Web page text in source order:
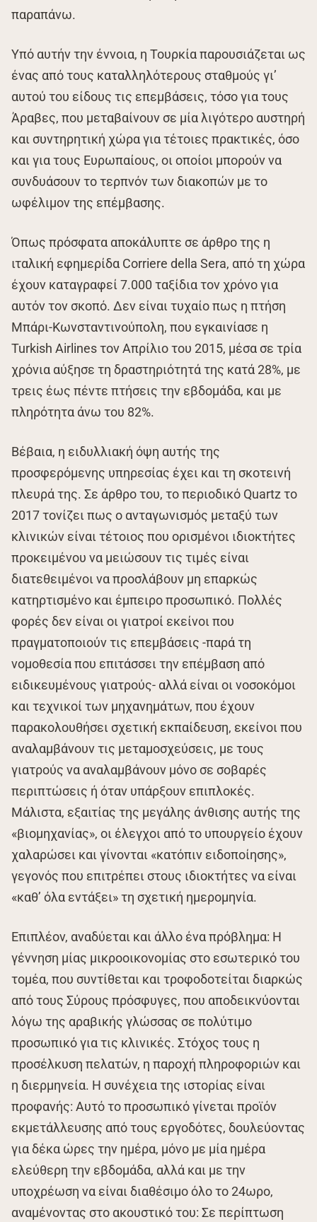
παραπάνω.
Υπό αυτήν την έννοια, η Τουρκία παρουσιάζεται ως
ένας από τους καταλληλότερους σταθμούς γι’
αυτού του είδους τις επεμβάσεις, τόσο για τους
Άραβες, που μεταβαίνουν σε μία λιγότερο αυστηρή
και συντηρητική χώρα για τέτοιες πρακτικές, όσο
και για τους Ευρωπαίους, οι οποίοι μπορούν να
συνδυάσουν το τερπνόν των διακοπών με το
ωφέλιμον της επέμβασης.
Όπως πρόσφατα αποκάλυπτε σε άρθρο της η
ιταλική εφημερίδα Corriere della Sera, από τη χώρα
έχουν καταγραφεί 7.000 ταξίδια τον χρόνο για
αυτόν τον σκοπό. Δεν είναι τυχαίο πως η πτήση
Μπάρι-Κωνσταντινούπολη, που εγκαινίασε η
Turkish Airlines τον Απρίλιο του 2015, μέσα σε τρία
χρόνια αύξησε τη δραστηριότητά της κατά 28%, με
τρεις έως πέντε πτήσεις την εβδομάδα, και με
πληρότητα άνω του 82%.
Βέβαια, η ειδυλλιακή όψη αυτής της
προσφερόμενης υπηρεσίας έχει και τη σκοτεινή
πλευρά της. Σε άρθρο του, το περιοδικό Quartz το
2017 τονίζει πως ο ανταγωνισμός μεταξύ των
κλινικών είναι τέτοιος που ορισμένοι ιδιοκτήτες
προκειμένου να μειώσουν τις τιμές είναι
διατεθειμένοι να προσλάβουν μη επαρκώς
κατηρτισμένο και έμπειρο προσωπικό. Πολλές
φορές δεν είναι οι γιατροί εκείνοι που
πραγματοποιούν τις επεμβάσεις -παρά τη
νομοθεσία που επιτάσσει την επέμβαση από
ειδικευμένους γιατρούς- αλλά είναι οι νοσοκόμοι
και τεχνικοί των μηχανημάτων, που έχουν
παρακολουθήσει σχετική εκπαίδευση, εκείνοι που
αναλαμβάνουν τις μεταμοσχεύσεις, με τους
γιατρούς να αναλαμβάνουν μόνο σε σοβαρές
περιπτώσεις ή όταν υπάρξουν επιπλοκές.
Μάλιστα, εξαιτίας της μεγάλης άνθισης αυτής της
«βιομηχανίας», οι έλεγχοι από το υπουργείο έχουν
χαλαρώσει και γίνονται «κατόπιν ειδοποίησης»,
γεγονός που επιτρέπει στους ιδιοκτήτες να είναι
«καθ’ όλα εντάξει» τη σχετική ημερομηνία.
Επιπλέον, αναδύεται και άλλο ένα πρόβλημα: Η
γέννηση μίας μικροοικονομίας στο εσωτερικό του
τομέα, που συντίθεται και τροφοδοτείται διαρκώς
από τους Σύρους πρόσφυγες, που αποδεικνύονται
λόγω της αραβικής γλώσσας σε πολύτιμο
προσωπικό για τις κλινικές. Στόχος τους η
προσέλκυση πελατών, η παροχή πληροφοριών και
η διερμηνεία. Η συνέχεια της ιστορίας είναι
προφανής: Αυτό το προσωπικό γίνεται προϊόν
εκμετάλλευσης από τους εργοδότες, δουλεύοντας
για δέκα ώρες την ημέρα, μόνο με μία ημέρα
ελεύθερη την εβδομάδα, αλλά και με την
υποχρέωση να είναι διαθέσιμο όλο το 24ωρο,
αναμένοντας στο ακουστικό του: Σε περίπτωση